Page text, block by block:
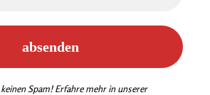
Spam! Erfahre mehr in unserer